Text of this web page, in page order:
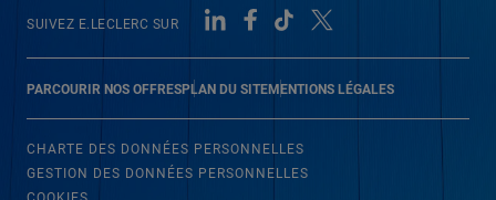
PARCOURIR NOS OFFRESPLAN DU SITEMENTIONS LÉGALES
SUIVEZ E.LECLERC SUR
CHARTE DES DONNÉES PERSONNELLES
GESTION DES DONNÉES PERSONNELLES